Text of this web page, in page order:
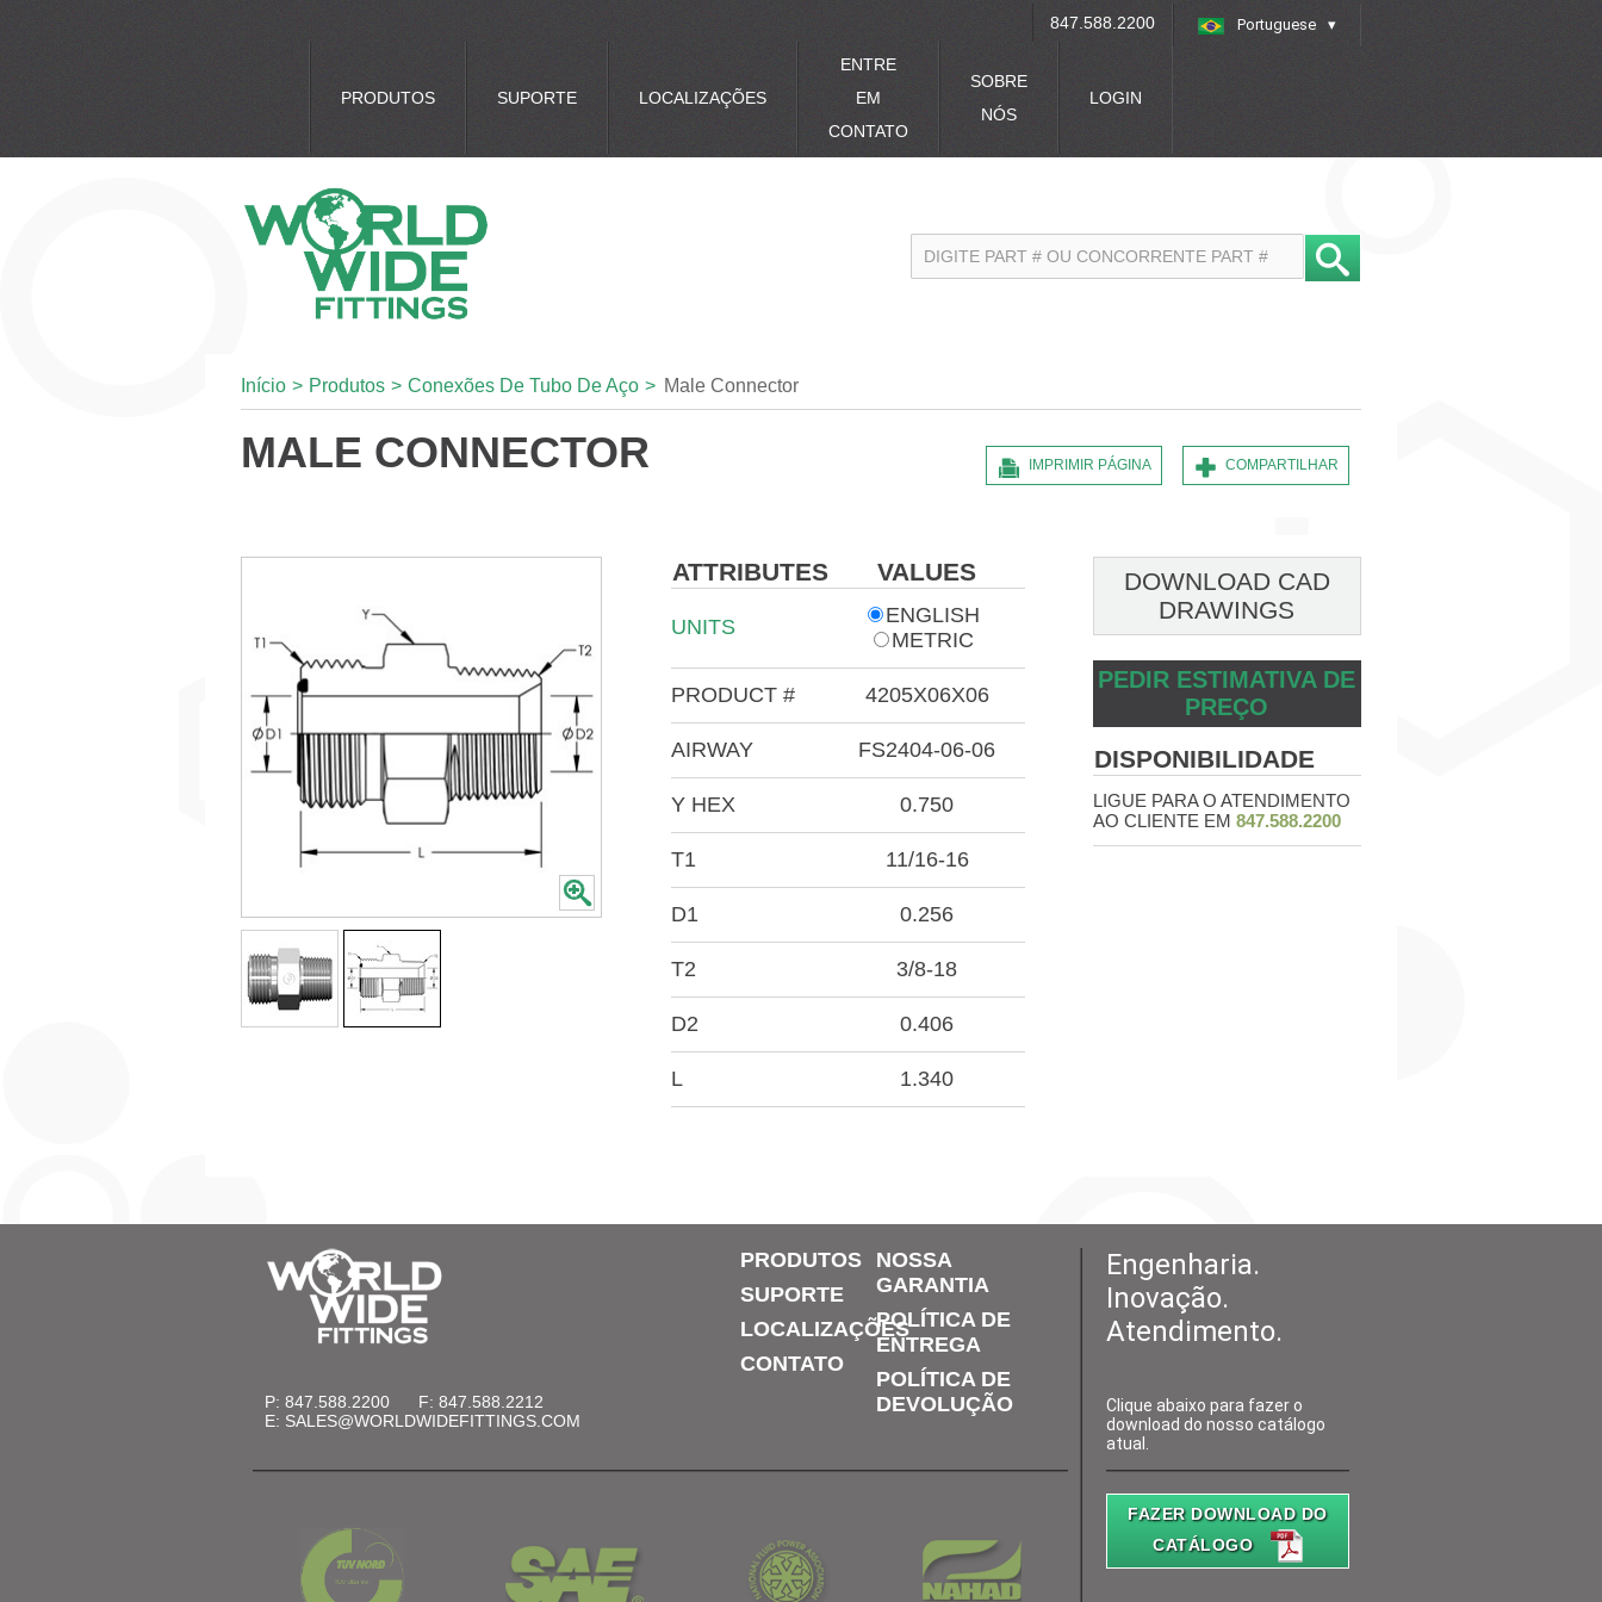
Portuguese
847.588.2200
PRODUTOS SUPORTE LOCALIZAÇÕES
ENTRE
EM
CONTATO
SOBRE
NÓS
LOGIN
Início > Produtos > Conexões De Tubo De Aço > Male Connector
MALE CONNECTOR COMPARTILHAR
IMPRIMIR PÁGINA
ATTRIBUTES VALUES
UNITS
ENGLISH
METRIC
PRODUCT # 4205X06X06
AIRWAY FS2404-06-06
Y HEX 0.750
T1 11/16-16
D1 0.256
T2 3/8-18
D2 0.406
L 1.340
DOWNLOAD CAD
DRAWINGS
PEDIR ESTIMATIVA DE
PREÇO
DISPONIBILIDADE
LIGUE PARA O ATENDIMENTO
AO CLIENTE EM 847.588.2200
P: 847.588.2200
F: 847.588.2212
E: SALES@WORLDWIDEFITTINGS.COM
PRODUTOS
SUPORTE
LOCALIZAÇÕES
CONTATO
NOSSA
GARANTIA
POLÍTICA DE
ENTREGA
POLÍTICA DE
DEVOLUÇÃO
Engenharia.
Inovação.
Atendimento.
Clique abaixo para fazer o
download do nosso catálogo
atual.
FAZER DOWNLOAD DO
CATÁLOGO